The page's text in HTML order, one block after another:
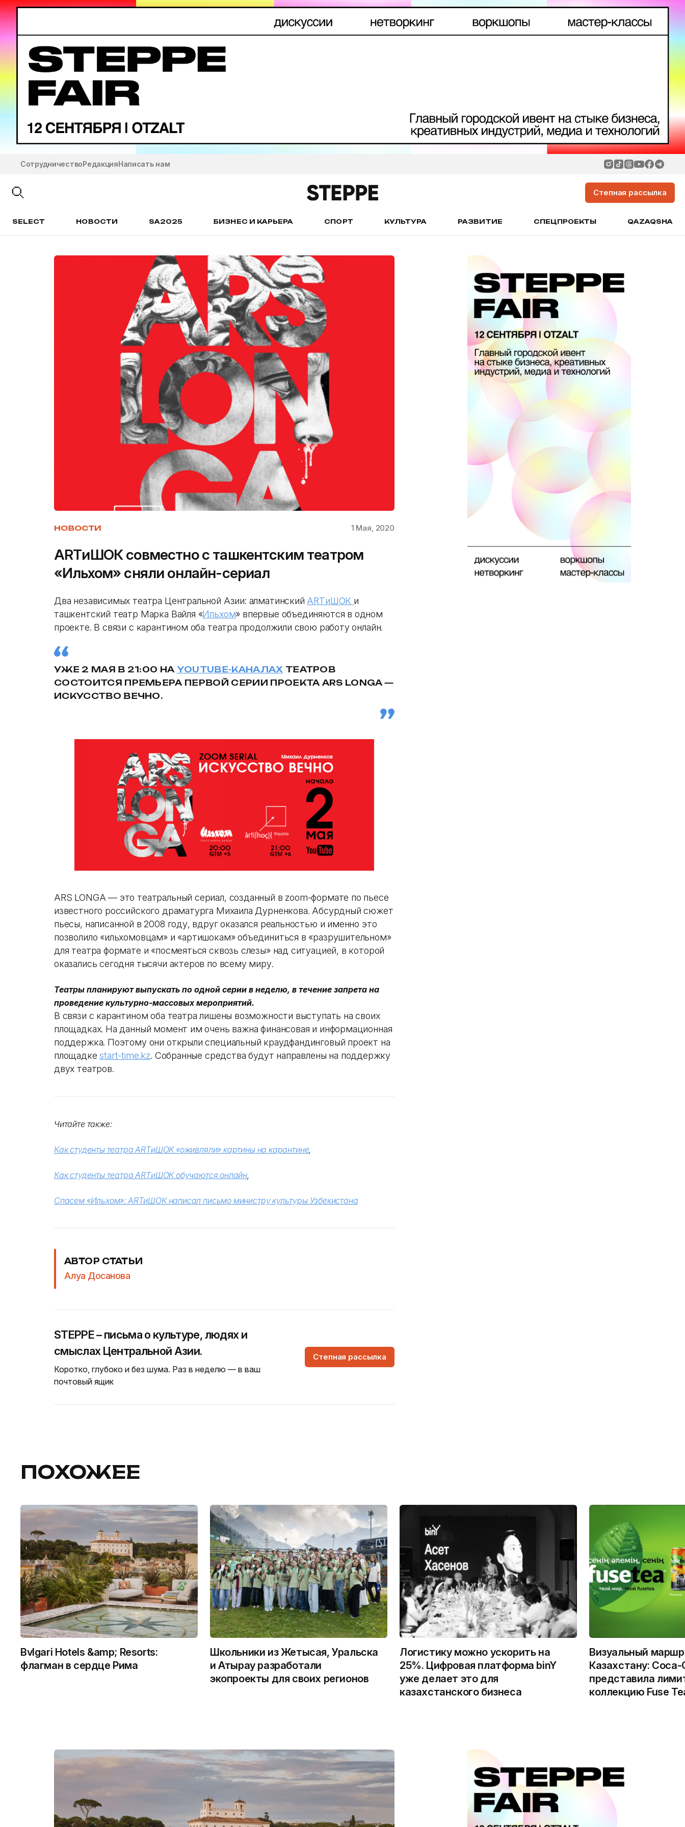
СотрудничествоРедакцияНаписать нам
Степная рассылка
SELECT НОВОСТИ SA2025 БИЗНЕС И КАРЬЕРА СПОРТ КУЛЬТУРА РАЗВИТИЕ СПЕЦПРОЕКТЫ QAZAQSHA
НОВОСТИ 1 Мая, 2020
ARTиШОК совместно с ташкентским театром
«Ильхом» сняли онлайн-сериал
Два независимых театра Центральной Азии: алматинский ARTиШОК и
ташкентский театр Марка Вайля «Ильхом» впервые объединяются в одном
проекте. В связи с карантином оба театра продолжили свою работу онлайн.
УЖЕ 2 МАЯ В 21:00 НА YOUTUBE-КАНАЛАХ ТЕАТРОВ
СОСТОИТСЯ ПРЕМЬЕРА ПЕРВОЙ СЕРИИ ПРОЕКТА ARS LONGA —
ИСКУССТВО ВЕЧНО.
ARS LONGA — это театральный сериал, созданный в zoom-формате по пьесе
известного российского драматурга Михаила Дурненкова. Абсурдный сюжет
пьесы, написанной в 2008 году, вдруг оказался реальностью и именно это
позволило «ильхомовцам» и «артишокам» объединиться в «разрушительном»
для театра формате и «посмеяться сквозь слезы» над ситуацией, в которой
оказались сегодня тысячи актеров по всему миру.
Театры планируют выпускать по одной серии в неделю, в течение запрета на
проведение культурно-массовых мероприятий.
В связи с карантином оба театра лишены возможности выступать на своих
площадках. На данный момент им очень важна финансовая и информационная
поддержка. Поэтому они открыли специальный краудфандинговый проект на
площадкеstart-time.kz. Собранные средства будут направлены на поддержку
двух театров.
Читайте также:
Как студенты театра ARTиШОК «оживляли» картины на карантине
Как студенты театра ARTиШОК обучаются онлайн
Спасем «Ильхом»: ARTиШОК написал письмо министру культуры Узбекистана
АВТОР СТАТЬИ
Алуа Досанова
STEPPE – письма о культуре, людях и
смыслах Центральной Азии.
Коротко, глубоко и без шума. Раз в неделю — в ваш
почтовый ящик
Степная рассылка
ПОХОЖЕЕ
Bvlgari Hotels &amp; Resorts:
флагман в сердце Рима
Школьники из Жетысая, Уральска
и Атырау разработали
экопроекты для своих регионов
Логистику можно ускорить на
25%. Цифровая платформа binY
уже делает это для
казахстанского бизнеса
Визуальный
Казахстану: Coca-
представила
коллекцию Fuse